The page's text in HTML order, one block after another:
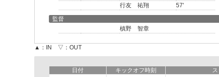
行友 祐翔
57'
監督
槙野 智章
▲：IN ▽：OUT
日付 キックオフ時刻